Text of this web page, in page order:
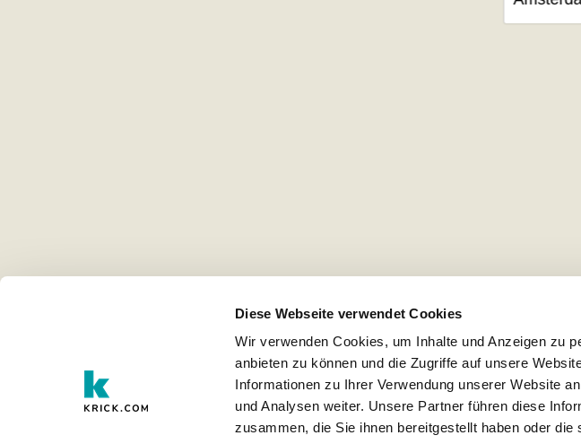
Diese Webseite verwendet Cookies
Wir verwenden Cookies, um Inhalte und Anzeigen zu
anbieten zu können und die Zugriffe auf unsere
Informationen zu Ihrer Verwendung unserer Website
und Analysen weiter. Unsere Partner führen diese
zusammen, die Sie ihnen bereitgestellt haben oder